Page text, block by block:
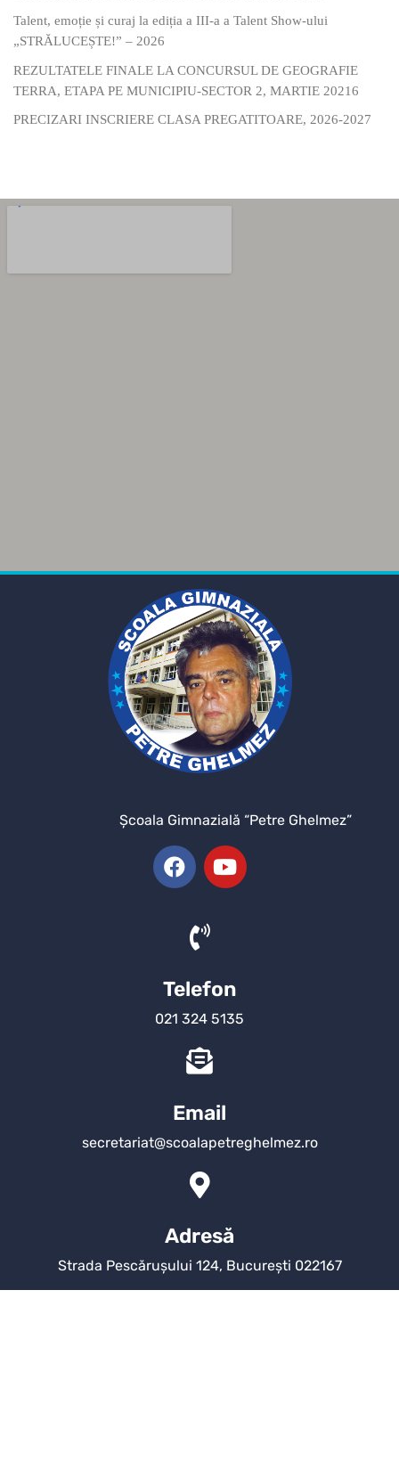
Talent, emoție și curaj la ediția a III-a a Talent Show-ului
„STRĂLUCEȘTE!” – 2026
REZULTATELE FINALE LA CONCURSUL DE GEOGRAFIE
TERRA, ETAPA PE MUNICIPIU-SECTOR 2, MARTIE 20216
PRECIZARI INSCRIERE CLASA PREGATITOARE, 2026-2027
Şcoala Gimnazială “Petre Ghelmez”
Telefon
021 324 5135
Email
secretariat@scoalapetreghelmez.ro
Adresă
Strada Pescărușului 124, București 022167